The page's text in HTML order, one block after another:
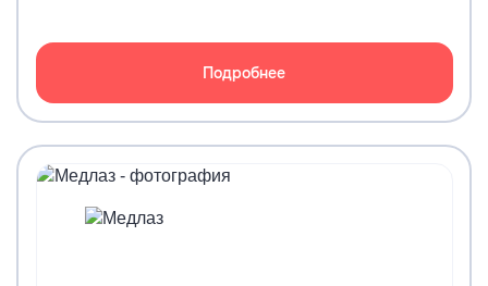
Подробнее